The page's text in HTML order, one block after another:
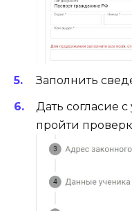
Заполнить
Дать согласие
пройти